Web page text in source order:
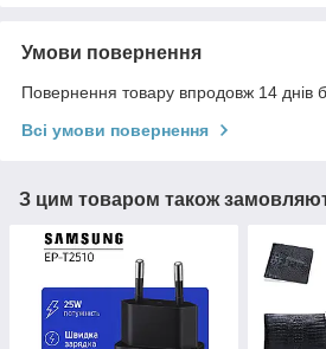
Умови повернення
Повернення товару впродовж 14 днів
Всі умови повернення
З цим товаром також